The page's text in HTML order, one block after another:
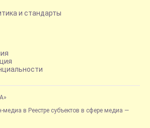
и стандарты
медиа в Реестре субъектов в сфере медиа —